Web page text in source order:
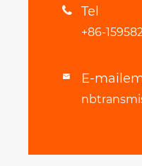
 Tel
+86-
 E-